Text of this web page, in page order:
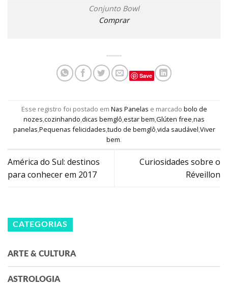
Conjunto Bowl
Comprar
Save
Esse registro foi postado em Nas Panelas e marcado bolo de
nozes,cozinhando,dicas bemglô,estar bem,Glúten free,nas
panelas,Pequenas felicidades,tudo de bemglô,vida saudável,Viver
bem.
América do Sul: destinos
para conhecer em 2017
Curiosidades sobre o
Réveillon
CATEGORIAS
ARTE & CULTURA
ASTROLOGIA